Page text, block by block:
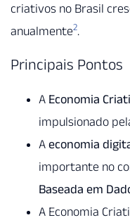
criativos no Brasil
anualmente2.
Principais Pontos
A Economia
impulsionado
A economia
importante no
Baseada em
A Economia